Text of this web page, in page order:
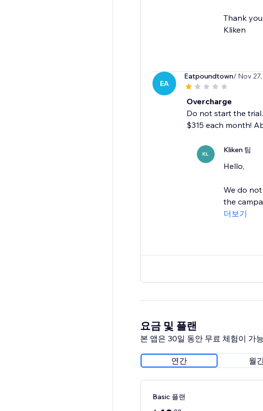
Thank you,
Kliken
EA
Eatpoundtown/ Nov
Overcharge
Do not start the
$315 each month!
KL Kliken 팀
Hello,
We do
the
더보기
요금 및 플랜
본 앱은 30일 동안 무료 체험이 가
연간 월
Basic 플랜